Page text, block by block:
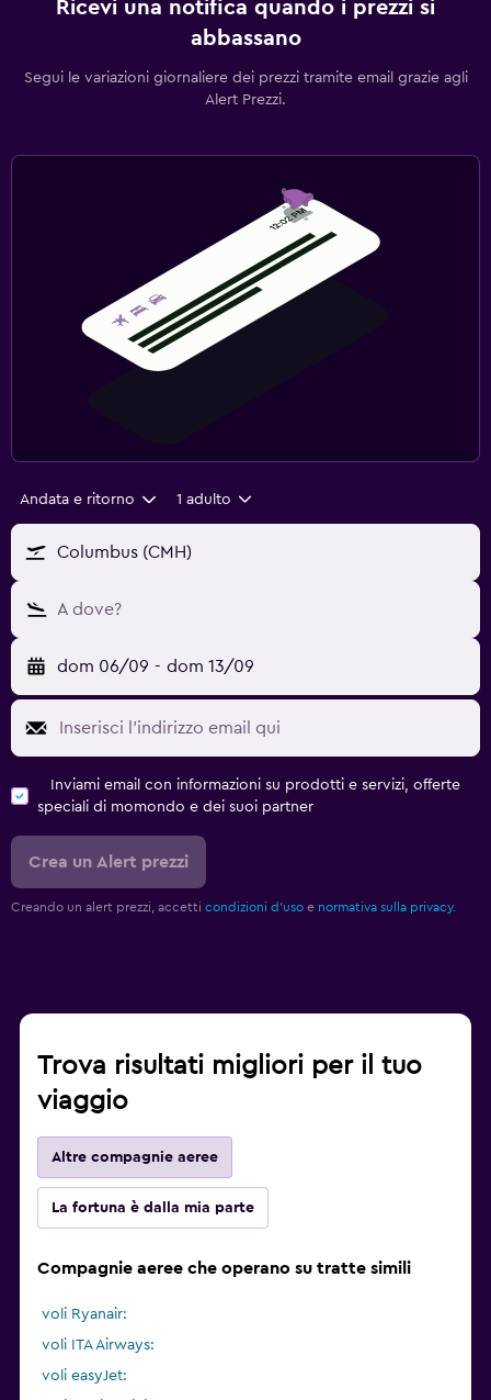
Ricevi una notifica quando i prezzi si
abbassano
Segui le variazioni giornaliere dei prezzi tramite email grazie agli
Alert Prezzi.
Andata e ritorno 1 adulto
Columbus (CMH)
A dove?
dom 06/09 - dom 13/09
Inviami email con informazioni su prodotti e servizi, offerte
speciali di momondo e dei suoi partner
Crea un Alert prezzi
Creando un alert prezzi, accetti condizioni d'uso e normativa sulla privacy.
Trova risultati migliori per il tuo
viaggio
Altre compagnie aeree
La fortuna è dalla mia parte
Compagnie aeree che operano su tratte simili
voli Ryanair:
voli ITA Airways:
voli easyJet: